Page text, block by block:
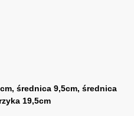
średnica 9,5cm, średnica
19,5cm